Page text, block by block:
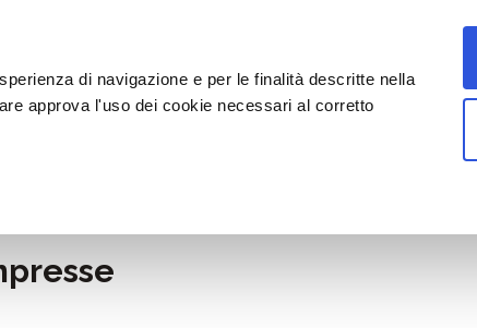
di navigazione e per le finalità descritte nella
approva l'uso dei cookie necessari al corretto